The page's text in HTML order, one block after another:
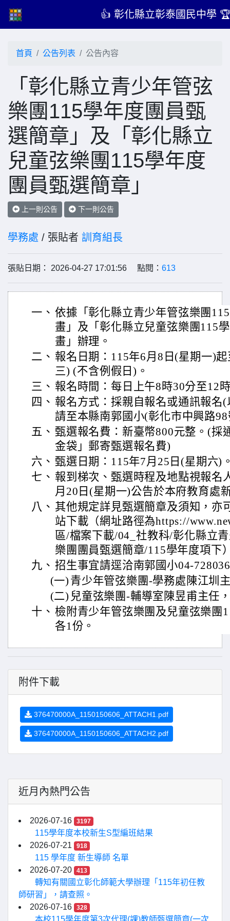
👍 彰化縣立彰泰國民中學
首頁 公告列表 公告內容
「彰化縣立青少年管弦
樂團115學年度團員甄
選簡章」及「彰化縣立
兒童弦樂團115學年度
團員甄選簡章」
上一則公告 下一則公告
學務處 / 張貼者 訓育組長
張貼日期： 2026-04-27 17:01:56 點閱： 613
一、 依據「彰化縣立青少年管弦樂團
畫」及「彰化縣立兒童弦樂團115
畫」辦理。
二、 報名日期：115年6月8日(星期一)
三) (不含例假日)。
三、 報名時間：每日上午8時30分至12
四、 報名方式：採親自報名或通訊報名
請至本縣南郭國小(彰化市中興路
五、 甄選報名費：新臺幣800元整。(採
金袋」郵寄甄選報名費)
六、 甄選日期：115年7月25日(星期六)
七、 報到梯次、甄選時程及地點視報名
月20日(星期一)公告於本府教育處
八、 其他規定詳見甄選簡章及須知，亦
站下載（網址路徑為https://
區/檔案下載/04_社教科/彰化縣立
樂團團員甄選簡章/115學年度項下
九、 招生事宜請逕洽南郭國小04-
(一) 青少年管弦樂團-學務處陳江圳
(二) 兒童弦樂團-輔導室陳昱甫主任
十、 檢附青少年管弦樂團及兒童弦樂團
各1份。
附件下載
376470000A_1150150606_ATTACH1.pdf
376470000A_1150150606_ATTACH2.pdf
近月內熱門公告
2026-07-16 3197
115學年度本校新生S型編班結果
2026-07-21
918
115 學年度 新生導師 名單
2026-07-20
413
轉知有關國立彰化師範大學辦理「115年初任教
師研習」，請查照。
2026-07-16
328
本校115學年度第3次代理(課)教師甄選簡章(一次